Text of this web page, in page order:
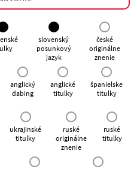
slovenský
posunkový
jazyk
české
originálne
znenie
anglický
dabing
anglické
titulky
španielske
titulky
ukrajinské
titulky
ruské
originálne
znenie
ruské
titulky